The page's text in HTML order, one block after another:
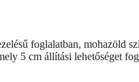
foglalatban, mohazöld
5 cm állítási lehetőséget